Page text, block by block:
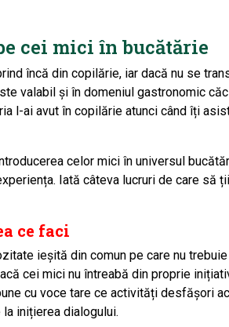
cei mici în bucătărie
încă din copilărie, iar dacă nu se
valabil și în domeniul gastronomic
l-ai avut în copilărie atunci când îți
celor mici în universul
Iată câteva lucruri de care să
ce faci
ieșită din comun pe care nu
cei mici nu întreabă din proprie
cu voce tare ce activități desfășori
inițierea dialogului.